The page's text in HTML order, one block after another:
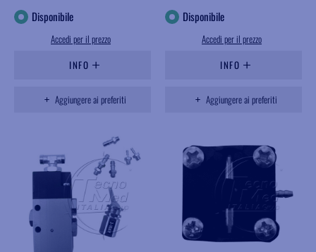
Disponibile
Accedi per il prezzo
INFO
Aggiungere ai preferiti
Disponibile
Accedi per il prezzo
INFO
Aggiungere ai preferiti